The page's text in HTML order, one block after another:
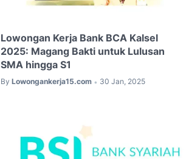
Lowongan Kerja Bank BCA Kalsel
2025: Magang Bakti untuk Lulusan
SMA hingga S1
By Lowongankerja15.com • 30 Jan, 2025